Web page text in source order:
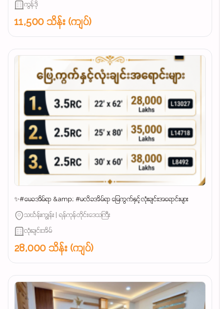
ကွန်ဒို
11,500 သိန်း (ကျပ်)
✨#မေခအိမ်ရာ &amp; #မလိခအိမ်ရာ မြေကွက်နှင့်လုံးချင်းအရောင်းများ
သင်္ဃန်းကျွန်း | ရန်ကုန်တိုင်းဒေသကြီး
လုံးချင်းအိမ်
28,000 သိန်း (ကျပ်)